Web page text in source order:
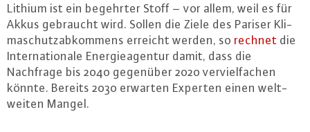
Lithium ist ein begehrter Stoff – vor allem, weil es für
Akkus gebraucht wird. Sollen die Ziele des Pariser Kli­
ma­schutz­ab­kom­mens erreicht werden, so rechnet die
In­ter­na­tio­na­le En­er­gie­agen­tur damit, dass die
Nachfrage bis 2040 gegenüber 2020 ver­viel­fa­chen
könnte. Bereits 2030 erwarten Experten einen welt­
wei­ten Mangel.